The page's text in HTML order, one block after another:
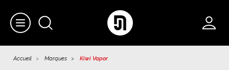
Accueil Marques Kiwi Vapor